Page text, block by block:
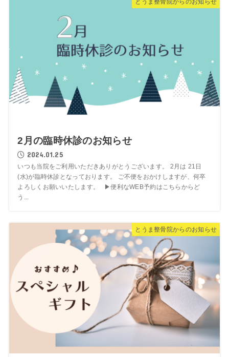
とうま整骨院からのお知らせ
2月の臨時休診のお知らせ
2024.01.25
いつも当院をご利用いただきありがとうございます。 2月は 21日
(水)が臨時休診となっております。 ご不便をおかけしますが、何卒
よろしくお願いいたします。 ▶︎便利なWEB予約はこちらからど
う...
とうま整骨院からのお知らせ